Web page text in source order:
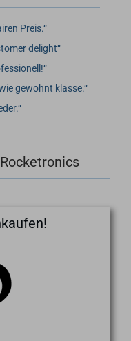
Preis.
delight
gewohnt klasse.